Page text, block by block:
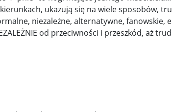
ukazują się na wiele sposobów,
niezależne, alternatywne, fanowskie,
od przeciwności i przeszkód, aż